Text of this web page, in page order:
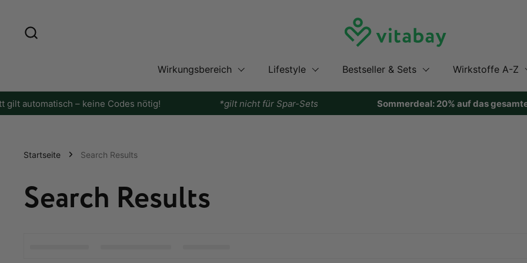
Wirkungsbereich Lifestyle Bestseller & Sets Wirkstoffe A-Z
automatisch – keine Codes nötig! *gilt nicht für Spar-Sets Sommerdeal: 20% auf das gesamte
Startseite Search Results
Search Results